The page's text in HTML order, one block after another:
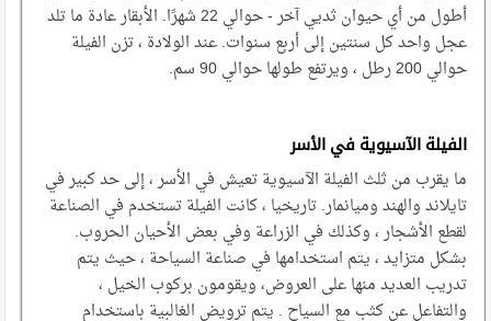
أطول من أي حيوان ثديي آخر - حوالي 22 شهرًا. الأبقار عادة ما تلد
عجل واحد كل سنتين إلى أربع سنوات. عند الولادة ، تزن الفيلة
حوالي 200 رطل ، ويرتفع طولها حوالي 90 سم.
الفيلة الآسيوية في الأسر
ما يقرب من ثلث الفيلة الآسيوية تعيش في الأسر ، إلى حد كبير في
تايلاند والهند وميانمار. تاريخيا ، كانت الفيلة تستخدم في الصناعة
لقطع الأشجار ، وكذلك في الزراعة وفي بعض الأحيان الحروب.
بشكل متزايد ، يتم استخدامها في صناعة السياحة ، حيث يتم
تدريب العديد منها على العروض، ويقومون بركوب الخيل ،
والتفاعل عن كثب مع السياح . يتم ترويض الغالبية باستخدام